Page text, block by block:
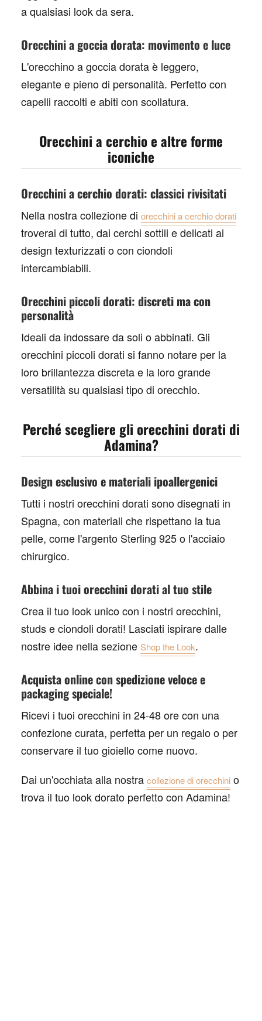
a qualsiasi look da sera.
Orecchini a goccia dorata: movimento e luce
L'orecchino a goccia dorataè leggero,
elegante e pieno di personalità. Perfetto con
capelli raccolti e abiti con scollatura.
Orecchini a cerchio e altre forme
iconiche
Orecchini a cerchio dorati: classici rivisitati
Nella nostra collezione di orecchini a cerchio dorati
troverai di tutto, dai cerchi sottili e delicati ai
design texturizzati o con ciondoli
intercambiabili.
Orecchini piccoli dorati: discreti ma con
personalità
Ideali da indossare da soli o abbinati. Gli
orecchini piccoli dorati si fanno notare per la
loro brillantezza discreta e la loro grande
versatilità su qualsiasi tipo di orecchio.
Perché scegliere gli orecchini dorati di
Adamina?
Design esclusivo e materiali ipoallergenici
Tutti i nostri orecchini dorati sono disegnati in
Spagna, con materiali che rispettano la tua
pelle, come l'argento Sterling 925 o l'acciaio
chirurgico.
Abbina i tuoi orecchini dorati al tuo stile
Crea il tuo look unico con i nostri orecchini,
studs e ciondoli dorati! Lasciati ispirare dalle
nostre idee nella sezione Shop the Look.
Acquista online con spedizione veloce e
packaging speciale!
Ricevi i tuoi orecchini in 24-48 ore con una
confezione curata, perfetta per un regalo o per
conservare il tuo gioiello come nuovo.
Dai un'occhiata alla nostra collezione di orecchini o
trova il tuo look dorato perfetto con Adamina!